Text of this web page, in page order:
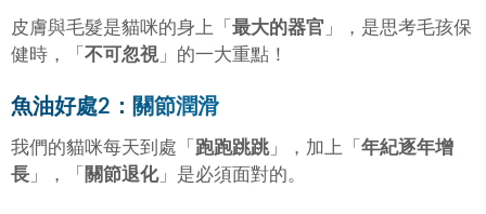
皮膚與毛髮是貓咪的身上「 最大的器官 」，是思考毛孩保
健時，「 不可忽視 」的一大重點！
魚油好處2：關節潤滑
我們的貓咪每天到處「 跑跑跳跳」，加上「 年紀逐年增
長 」，「 關節退化」是必須面對的。